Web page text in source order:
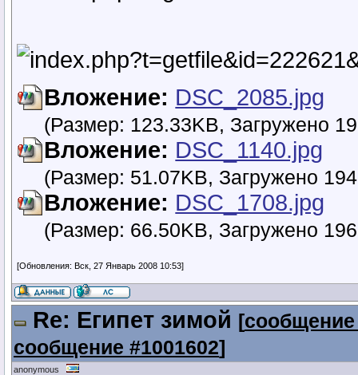
Вложение: DSC_2085.jpg
(Размер: 123.33KB, Загружено
Вложение: DSC_1140.jpg
(Размер: 51.07KB, Загружено
Вложение: DSC_1708.jpg
(Размер: 66.50KB, Загружено
[Обновления: Вск, 27 Январь 2008 10:53]
Re: Египет зимой [сообщение
сообщение #1001602]
anonymous